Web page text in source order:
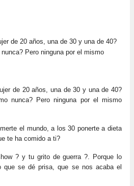
de 20 años, una de 30 y una de 40?
Pero ninguna por el mismo
de 20 años, una de 30 y una de 40?
nunca? Pero ninguna por el mismo
el mundo, a los 30 ponerte a dieta
te ha comido a ti?
? y tu grito de guerra ?. Porque lo
que se dé prisa, que se nos acaba el